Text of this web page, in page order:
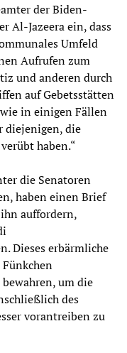
der Biden-
Al-Jazeera ein, dass
Umfeld
Aufrufen zum
und anderen durch
auf Gebetsstätten
in einigen Fällen
diejenigen, die
haben.“
die Senatoren
haben einen Brief
auffordern,
Dieses erbärmliche
um die
des
vorantreiben zu